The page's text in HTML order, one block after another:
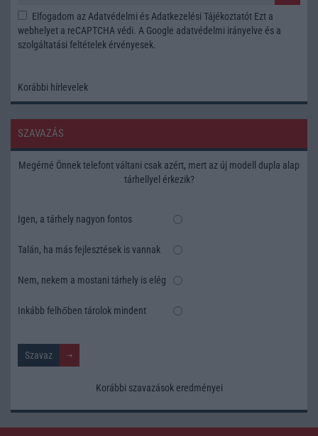
Elfogadom az Adatvédelmi és Adatkezelési Tájékoztatót Ezt a
webhelyet a reCAPTCHA védi. A Google adatvédelmi irányelve és a
szolgáltatási feltételek érvényesek.
Korábbi hírlevelek
SZAVAZÁS
Megérné Önnek telefont váltani csak azért, mert az új modell dupla alap
tárhellyel érkezik?
Igen, a tárhely nagyon fontos
Talán, ha más fejlesztések is vannak
Nem, nekem a mostani tárhely is elég
Inkább felhőben tárolok mindent
Korábbi szavazások eredményei